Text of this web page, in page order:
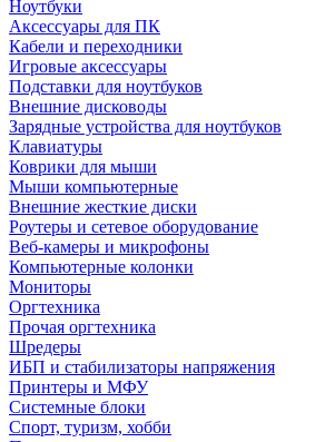
Ноутбуки
Аксессуары для ПК
Кабели и переходники
Игровые аксессуары
Подставки для ноутбуков
Внешние дисководы
Зарядные устройства для ноутбуков
Клавиатуры
Коврики для мыши
Мыши компьютерные
Внешние жесткие диски
Роутеры и сетевое оборудование
Веб-камеры и микрофоны
Компьютерные колонки
Мониторы
Оргтехника
Прочая оргтехника
Шредеры
ИБП и стабилизаторы напряжения
Принтеры и МФУ
Системные блоки
Спорт, туризм, хобби